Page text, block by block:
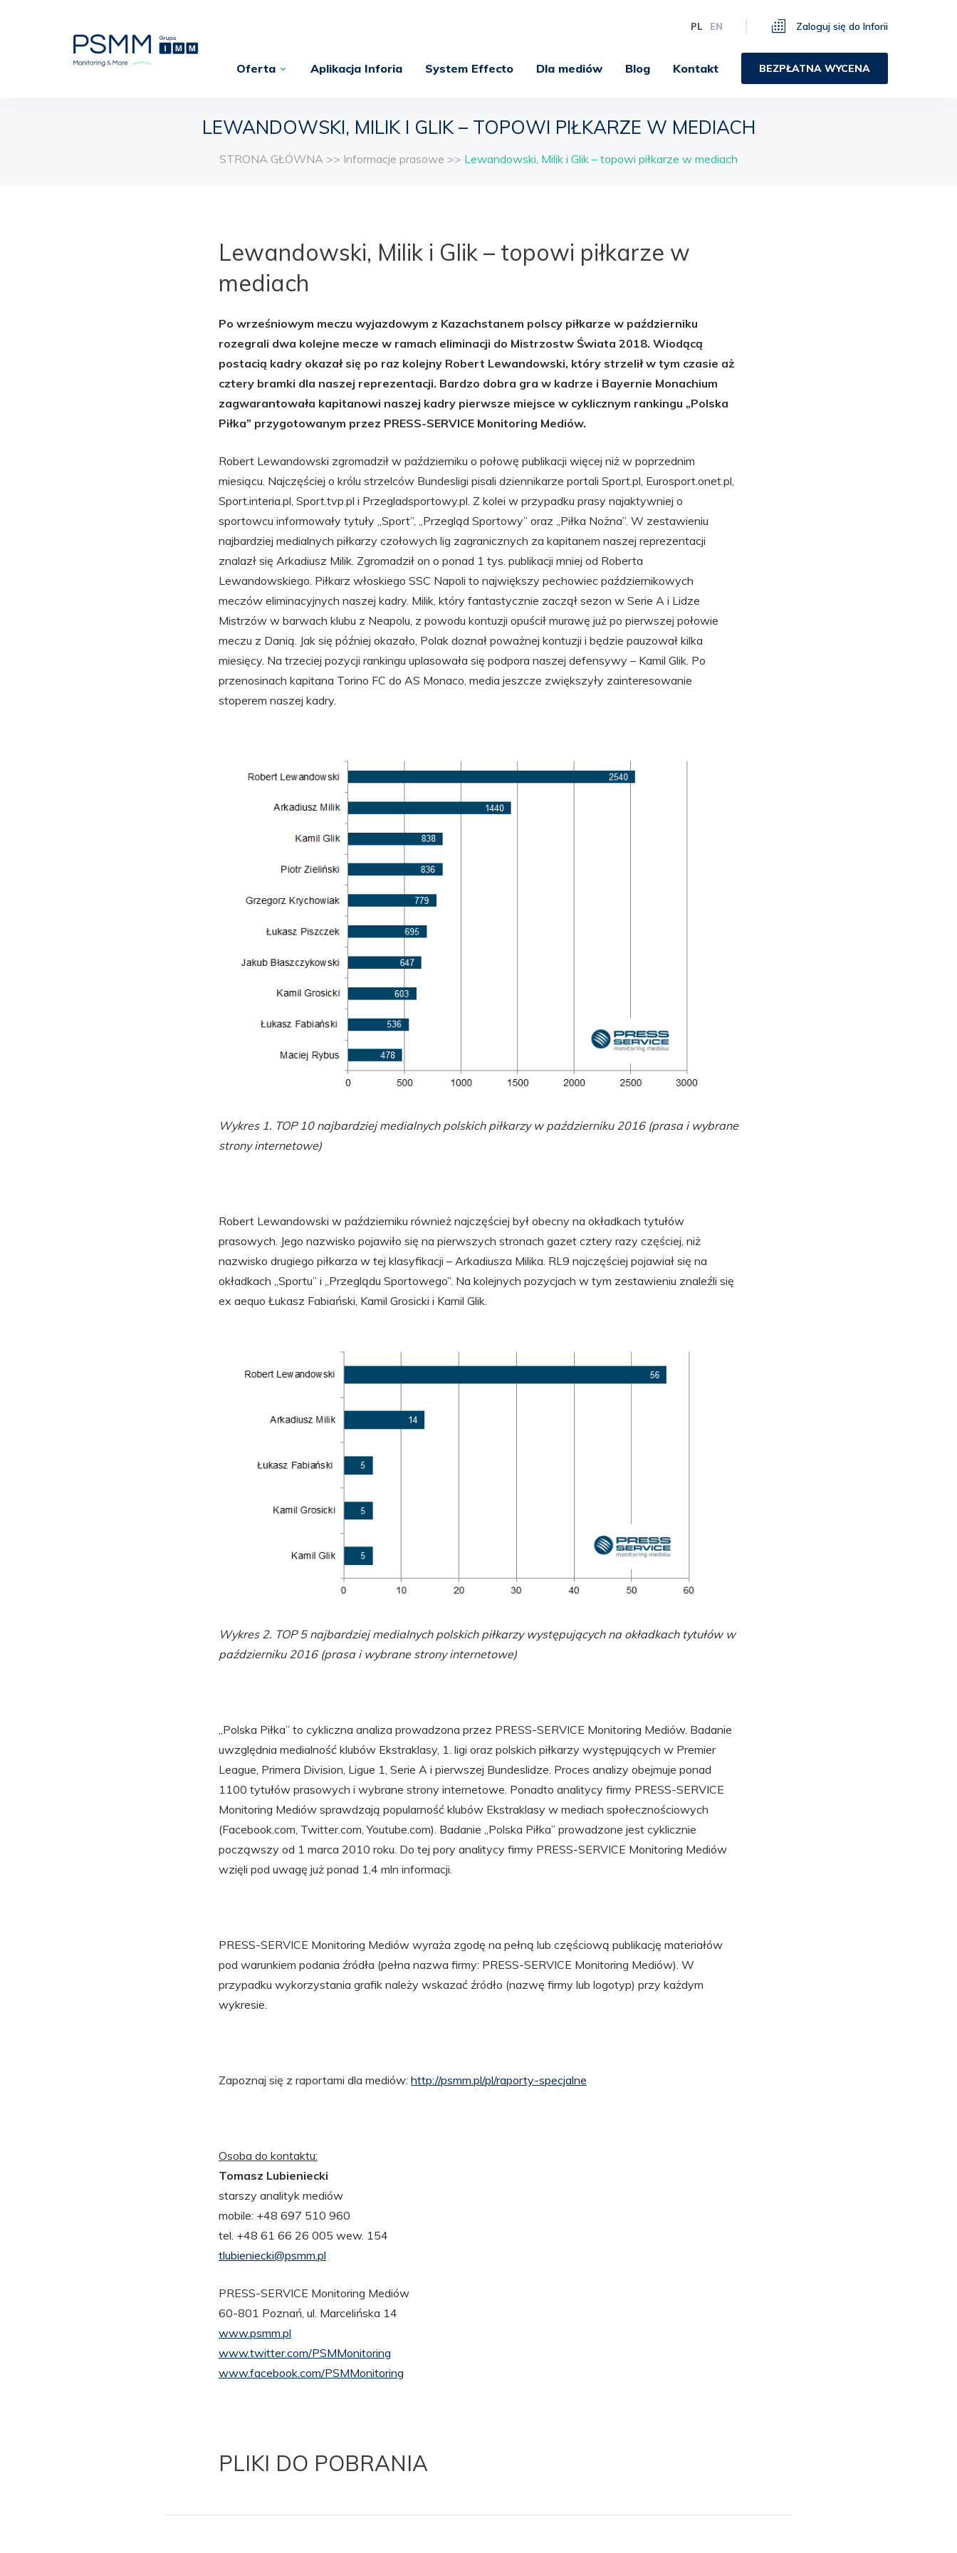
PL EN Zaloguj się do Inforii
Oferta Aplikacja Inforia System Effecto Dla mediów Blog Kontakt BEZPŁATNA WYCENA
LEWANDOWSKI, MILIK I GLIK – TOPOWI PIŁKARZE W MEDIACH
STRONA GŁÓWNA >> Informacje prasowe >> Lewandowski, Milik i Glik – topowi piłkarze w mediach
Lewandowski, Milik i Glik – topowi piłkarze w
mediach
Po wrześniowym meczu wyjazdowym z Kazachstanem polscy piłkarze w październiku
rozegrali dwa kolejne mecze w ramach eliminacji do Mistrzostw Świata 2018. Wiodącą
postacią kadry okazał się po raz kolejny Robert Lewandowski, który strzelił w tym czasie aż
cztery bramki dla naszej reprezentacji. Bardzo dobra gra w kadrze i Bayernie Monachium
zagwarantowała kapitanowi naszej kadry pierwsze miejsce w cyklicznym rankingu „Polska
Piłka” przygotowanym przez PRESS-SERVICE Monitoring Mediów.
Robert Lewandowski zgromadził w październiku o połowę publikacji więcej niż w poprzednim
miesiącu. Najczęściej o królu strzelców Bundesligi pisali dziennikarze portali Sport.pl, Eurosport.onet.pl,
Sport.interia.pl, Sport.tvp.pl i Przegladsportowy.pl. Z kolei w przypadku prasy najaktywniej o
sportowcu informowały tytuły „Sport”, „Przegląd Sportowy” oraz „Piłka Nożna”. W zestawieniu
najbardziej medialnych piłkarzy czołowych lig zagranicznych za kapitanem naszej reprezentacji
znalazł się Arkadiusz Milik. Zgromadził on o ponad 1 tys. publikacji mniej od Roberta
Lewandowskiego. Piłkarz włoskiego SSC Napoli to największy pechowiec październikowych
meczów eliminacyjnych naszej kadry. Milik, który fantastycznie zaczął sezon w Serie A i Lidze
Mistrzów w barwach klubu z Neapolu, z powodu kontuzji opuścił murawę już po pierwszej połowie
meczu z Danią. Jak się później okazało, Polak doznał poważnej kontuzji i będzie pauzował kilka
miesięcy. Na trzeciej pozycji rankingu uplasowała się podpora naszej defensywy – Kamil Glik. Po
przenosinach kapitana Torino FC do AS Monaco, media jeszcze zwiększyły zainteresowanie
stoperem naszej kadry.
Wykres 1. TOP 10 najbardziej medialnych polskich piłkarzy w październiku 2016 (prasa i wybrane
strony internetowe)
Robert Lewandowski w październiku również najczęściej był obecny na okładkach tytułów
prasowych. Jego nazwisko pojawiło się na pierwszych stronach gazet cztery razy częściej, niż
nazwisko drugiego piłkarza w tej klasyfikacji – Arkadiusza Milika. RL9 najczęściej pojawiał się na
okładkach „Sportu” i „Przeglądu Sportowego”. Na kolejnych pozycjach w tym zestawieniu znaleźli się
ex aequo Łukasz Fabiański, Kamil Grosicki i Kamil Glik.
Wykres 2. TOP 5 najbardziej medialnych polskich piłkarzy występujących na okładkach tytułów w
październiku 2016 (prasa i wybrane strony internetowe)
„Polska Piłka” to cykliczna analiza prowadzona przez PRESS-SERVICE Monitoring Mediów. Badanie
uwzględnia medialność klubów Ekstraklasy, 1. ligi oraz polskich piłkarzy występujących w Premier
League, Primera Division, Ligue 1, Serie A i pierwszej Bundeslidze. Proces analizy obejmuje ponad
1100 tytułów prasowych i wybrane strony internetowe. Ponadto analitycy firmy PRESS-SERVICE
Monitoring Mediów sprawdzają popularność klubów Ekstraklasy w mediach społecznościowych
(Facebook.com, Twitter.com, Youtube.com). Badanie „Polska Piłka” prowadzone jest cyklicznie
począwszy od 1 marca 2010 roku. Do tej pory analitycy firmy PRESS-SERVICE Monitoring Mediów
wzięli pod uwagę już ponad 1,4 mln informacji.
PRESS-SERVICE Monitoring Mediów wyraża zgodę na pełną lub częściową publikację materiałów
pod warunkiem podania źródła (pełna nazwa firmy: PRESS-SERVICE Monitoring Mediów). W
przypadku wykorzystania grafik należy wskazać źródło (nazwę firmy lub logotyp) przy każdym
wykresie.
Zapoznaj się z raportami dla mediów: http://psmm.pl/pl/raporty-specjalne
Osoba do kontaktu:
Tomasz Lubieniecki
starszy analityk mediów
mobile: +48 697 510 960
tel. +48 61 66 26 005 wew. 154
tlubieniecki@psmm.pl
PRESS-SERVICE Monitoring Mediów
60-801 Poznań, ul. Marcelińska 14
www.psmm.pl
www.twitter.com/PSMMonitoring
www.facebook.com/PSMMonitoring
PLIKI DO POBRANIA